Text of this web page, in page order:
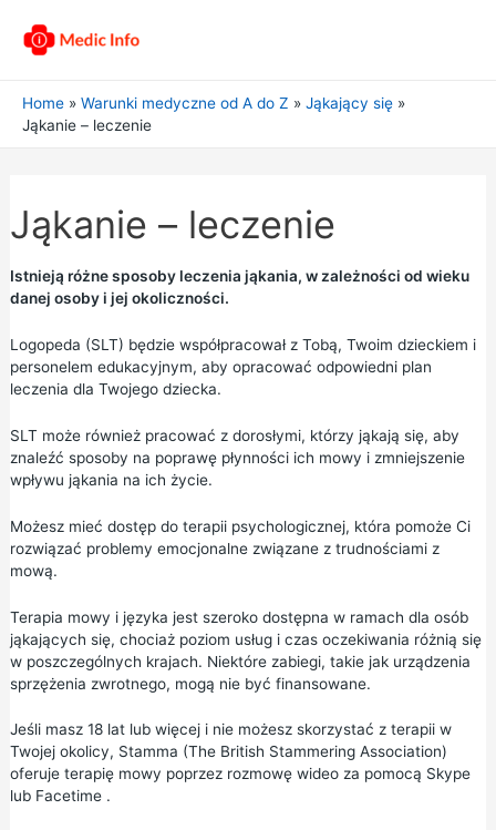
Home Warunki medyczne od A do Z
Jąkający się
Jąkanie – leczenie
Jąkanie – leczenie
Istnieją różne sposoby leczenia jąkania, w zależności od wieku
danej osoby i jej okoliczności.
Logopeda (SLT) będzie współpracował z Tobą, Twoim dzieckiem i
personelem edukacyjnym, aby opracować odpowiedni plan
leczenia dla Twojego dziecka.
SLT może również pracować z dorosłymi, którzy jąkają się, aby
znaleźć sposoby na poprawę płynności ich mowy i zmniejszenie
wpływu jąkania na ich życie.
Możesz mieć dostęp do terapii psychologicznej, która pomoże Ci
rozwiązać problemy emocjonalne związane z trudnościami z
mową.
Terapia mowy i języka jest szeroko dostępna w ramach dla osób
jąkających się, chociaż poziom usług i czas oczekiwania różnią się
w poszczególnych krajach. Niektóre zabiegi, takie jak urządzenia
sprzężenia zwrotnego, mogą nie być finansowane.
Jeśli masz 18 lat lub więcej i nie możesz skorzystać z terapii w
Twojej okolicy, Stamma (The British Stammering Association)
oferuje terapię mowy poprzez rozmowę wideo za pomocą Skype
lub Facetime.